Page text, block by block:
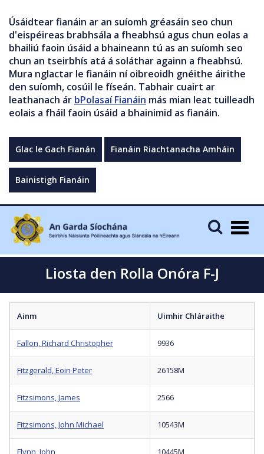
Úsáidtear fianáin ar an suíomh gréasáin seo chun
d'eispéireas brabhsála a fheabhsú agus chun eolas a
bhailiú faoin úsáid a bhaineann tú as an suíomh seo
chun an tseirbhís atá á soláthar againn a fheabhsú.
Mura nglactar le fianáin ní oibreoidh gnéithe áirithe
den suíomh, cosúil le físeán. Tabhair cuairt ar
leathanach ár bPolasaí Fianáin más mian leat tuilleadh
eolais a fháil faoin úsáid a bhainimid as fianáin.
Glac le Gach Fianán Fianáin Riachtanacha Amháin
Bainistigh Fianáin
Liosta den Rolla Onóra F-J
Ainm Uimhir Chláraithe
Fallon, Richard Christopher 9936
Fitzgerald, Eoin Peter 26158M
Fitzsimons, James 2566
Fitzsimons, John Michael 10543M
Flynn, John 10445M